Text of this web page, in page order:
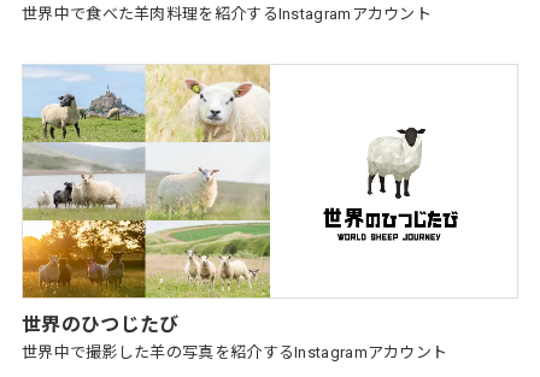
世界中で食べた羊肉料理を紹介するInstagramアカウント
世界のひつじたび
世界中で撮影した羊の写真を紹介するInstagramアカウント